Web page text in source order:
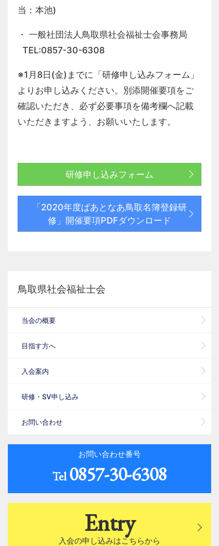
当：本池)
・ 一般社団法人鳥取県社会福祉士会事務局
TEL:0857-30-6308
※1月8日(金)までに「研修申し込みフォーム」
よりお申し込みください。別添開催要項をご
確認いただき、必ず必要事項を備考欄へ記載
いただきますよう、お願いいたします。
研修申し込みフォーム
「2020年度ぱあとなあ鳥取名簿登録研
修」開催要項PDFダウンロード
鳥取県社会福祉士会
当会の概要
目指す方へ
入会案内
研修・SV申し込み
お問い合わせ
お問い合わせ番号
Tel0857-30-6308
Entry
入会の申し込みはこちらから